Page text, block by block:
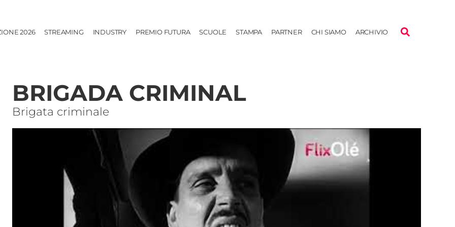
2026 STREAMING INDUSTRY PREMIO FUTURA SCUOLE STAMPA PARTNER CHI SIAMO ARCHIVIO
BRIGADA CRIMINAL
Brigata criminale